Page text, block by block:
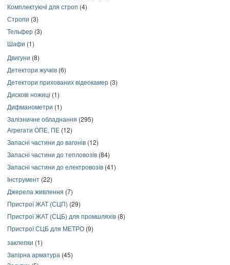
Комплектуючі для строп (4)
Стропи (3)
Тельфер (3)
Шафи (1)
Двигуни (8)
Детектори жучків (6)
Детектори прихованих відеокамер (3)
Дискові ножиці (1)
Дифманометри (1)
Залізничне обладнання (295)
Агрегати ОПЕ, ПЕ (12)
Запасні частини до вагонів (12)
Запасні частини до тепловозів (84)
Запасні частини до електровозів (41)
Інструмент (22)
Джерела живлення (7)
Пристрої ЖАТ (СЦП) (29)
Пристрої ЖАТ (СЦБ) для промшляхів (8)
Пристрої СЦБ для МЕТРО (9)
заклепки (1)
Запірна арматура (45)